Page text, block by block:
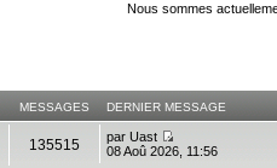
Nous sommes
MESSAGES DERNIER MESSAGE
135515 par Uast
08 Aoû 2026, 11:56